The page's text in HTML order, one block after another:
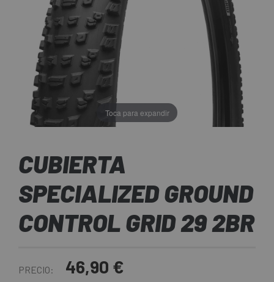
Toca para expandir
CUBIERTA
SPECIALIZED GROUND
CONTROL GRID 29 2BR
PRECIO: 46,90 €